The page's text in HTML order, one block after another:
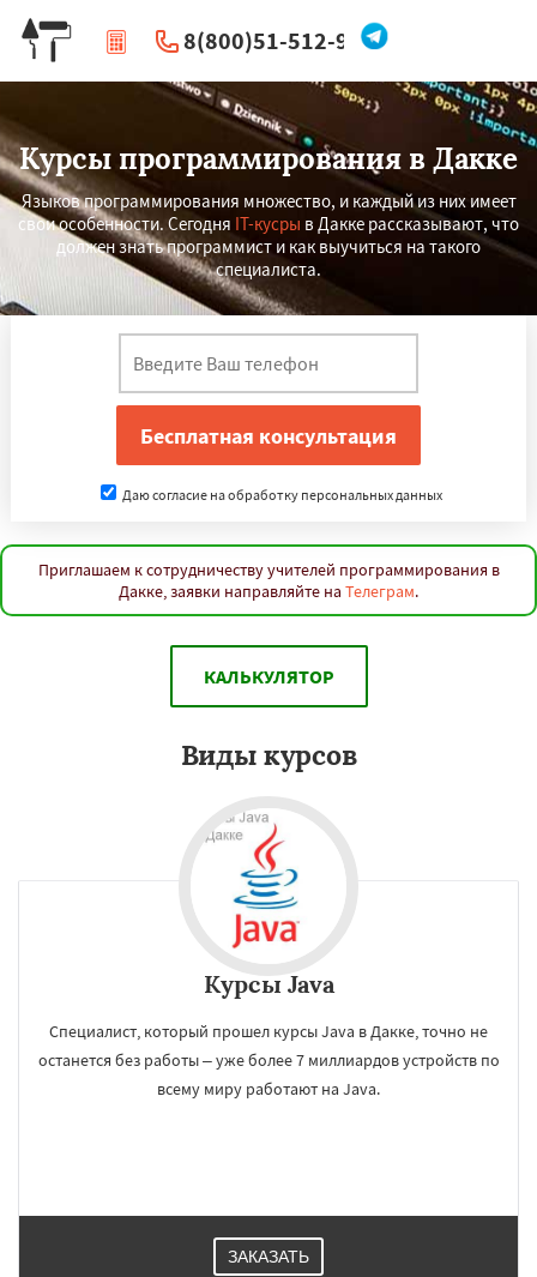
8(800)51-512-96
| Перезвоните мне
Курсы программирования в Дакке
Языков программирования множество, и каждый из них имеет
свои особенности. Сегодня IT-кусры в Дакке рассказывают, что
должен знать программист и как выучиться на такого
специалиста.
Даю согласие на обработку персональных данных
Приглашаем к сотрудничеству учителей программирования в
Дакке, заявки направляйте на Телеграм.
КАЛЬКУЛЯТОР
Виды курсов
Курсы Java
Специалист, который прошел курсы Java в Дакке, точно не
останется без работы – уже более 7 миллиардов устройств по
всему миру работают на Java.
ЗАКАЗАТЬ